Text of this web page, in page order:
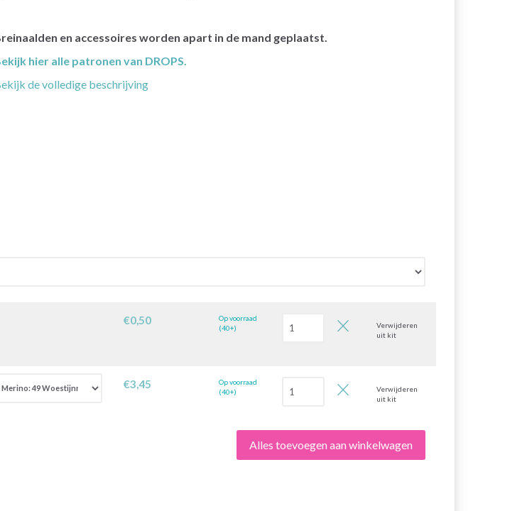
en accessoires worden apart in de mand geplaatst.
hier alle patronen van DROPS.
de volledige beschrijving
€0,50
Op voorraad
(40+)
Verwijderen
uit kit
€3,45
Op voorraad
(40+)
Verwijderen
uit kit
Alles toevoegen aan winkelwagen